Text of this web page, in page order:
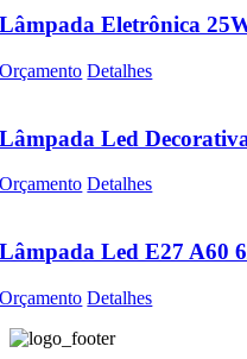
Lâmpada Eletrônica
Orçamento Detalhes
Lâmpada Led
Orçamento Detalhes
Lâmpada Led E27 A60
Orçamento Detalhes